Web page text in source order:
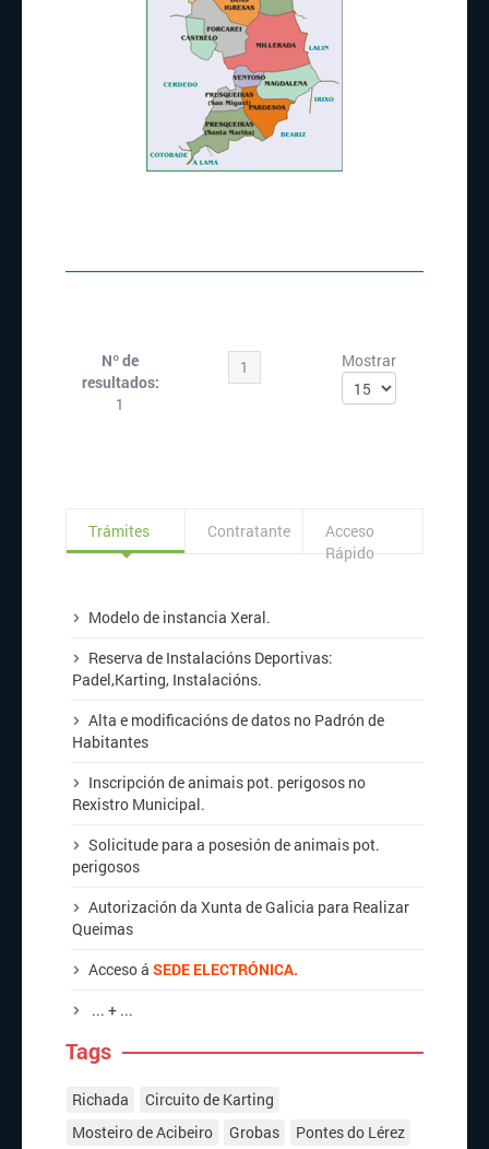
Nº de
resultados:
1
1 Mostrar
Trámites Contratante
Acceso
Rápido
Modelo de instancia Xeral.
Reserva de Instalacións Deportivas:
Padel,Karting, Instalacións.
Alta e modificaciónsde datos no Padrón de
Habitantes
Inscripción de animais pot. perigosos no
Rexistro Municipal.
Solicitude para a posesión de animais pot.
perigosos
Autorización da Xunta de Galicia para Realizar
Queimas
Acceso á SEDE ELECTRÓNICA.
... + ...
Tags
Richada
Circuito de Karting
Mosteiro de Acibeiro
Grobas
Pontes do Lérez